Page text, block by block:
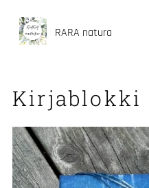
RARA natura
Kirjablokki